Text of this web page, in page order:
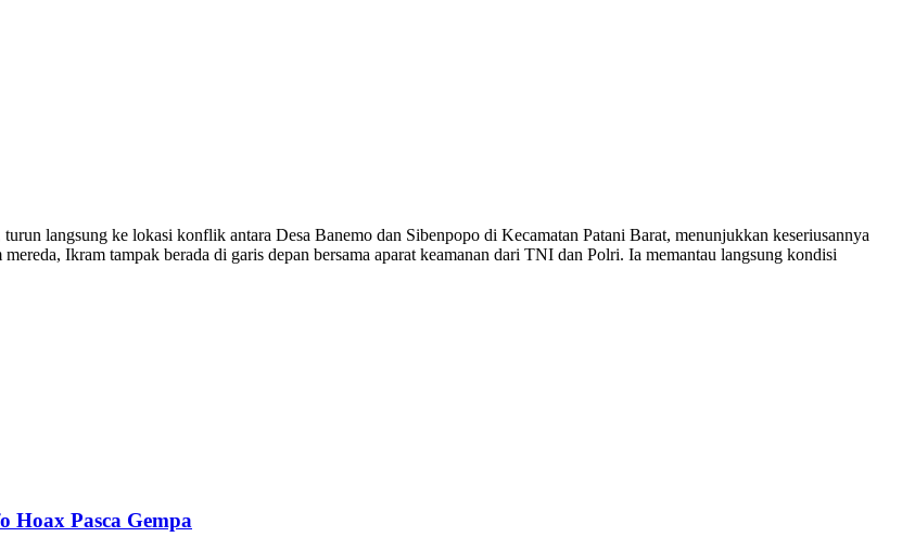
langsung ke lokasi konflik antara Desa Banemo dan Sibenpopo di Kecamatan Patani Barat, menunjukkan keseriusannya
Ikram tampak berada di garis depan bersama aparat keamanan dari TNI dan Polri. Ia memantau langsung kondisi
Hoax Pasca Gempa